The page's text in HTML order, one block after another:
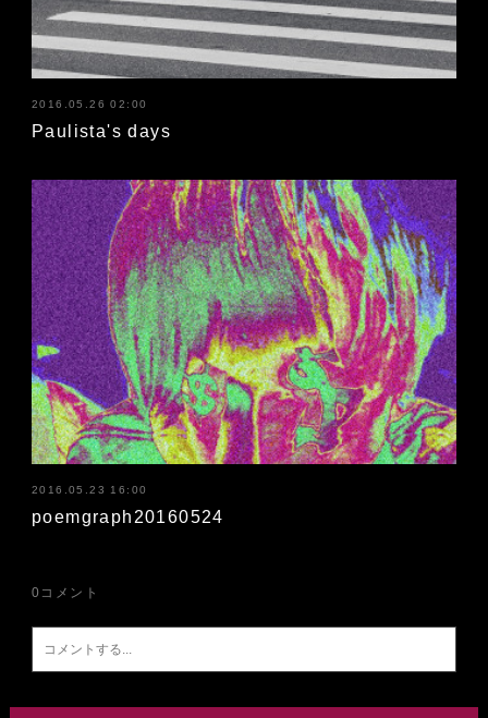
2016.05.26 02:00
Paulista's days
2016.05.23 16:00
poemgraph20160524
0 コメント